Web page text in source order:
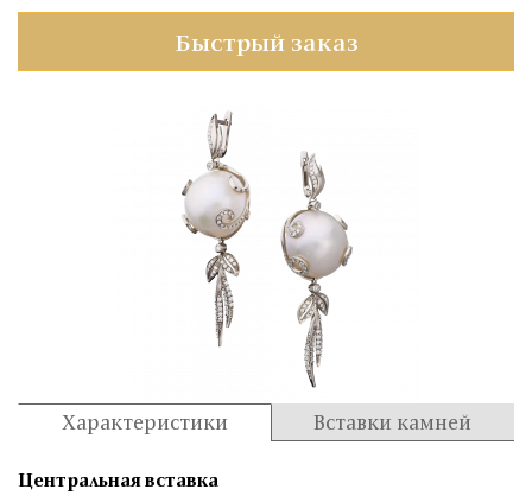
Быстрый заказ
Характеристики Вставки камней
Центральная вставка